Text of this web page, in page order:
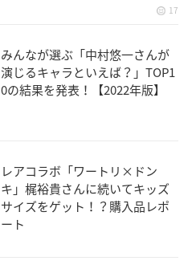
17
みんなが選ぶ「中村悠一さんが
演じるキャラといえば？」TOP1
0の結果を発表！【2022年版】
レアコラボ「ワートリ×ドン
キ」梶裕貴さんに続いてキッズ
サイズをゲット！？購入品レポ
ート